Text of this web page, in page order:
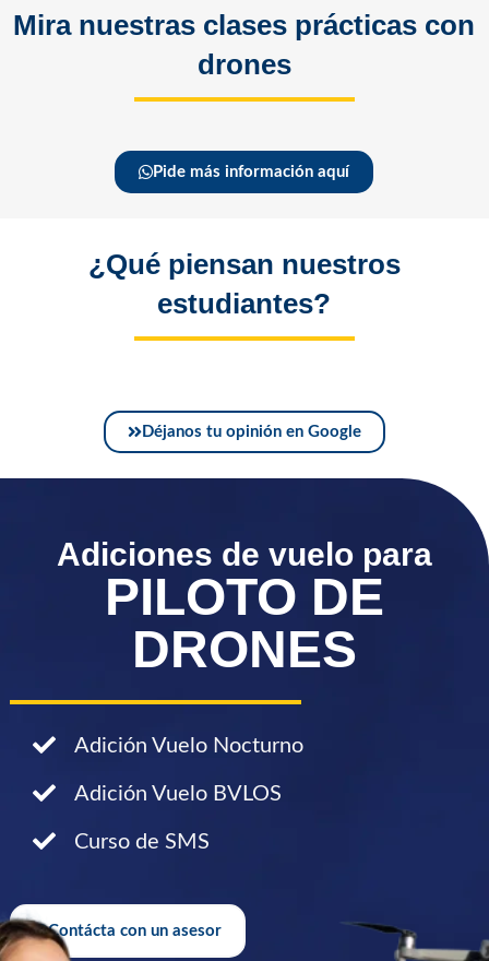
Mira nuestras clases prácticas con
drones
Pide más información aquí
¿Qué piensan nuestros
estudiantes?
Déjanos tu opinión en Google
Adiciones de vuelo para
PILOTO DE
DRONES
Adición Vuelo Nocturno
Adición Vuelo BVLOS
Curso de SMS
Contácta con un asesor